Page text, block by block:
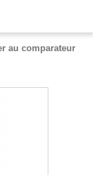
au comparateur